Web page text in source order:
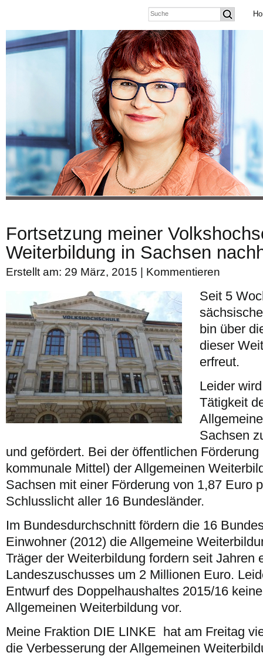
Fortsetzung meiner
Weiterbildung in Sachsen
Erstellt am: 29 März, 2015 | Kommentieren
Seit 5
bin über
dieser
erfreut.
Leider
Tätigkeit
Sachsen
und gefördert. Bei der öffentlichen
kommunale Mittel) der Allgemeinen
Sachsen mit einer Förderung von 1,87 Euro
Schlusslicht aller 16 Bundesländer.
Im Bundesdurchschnitt fördern die 16
Einwohner (2012) die Allgemeine
Träger der Weiterbildung fordern seit Jahren
Landeszuschusses um 2 Millionen Euro.
Entwurf des Doppelhaushaltes 2015/16
Allgemeinen Weiterbildung vor.
Meine Fraktion DIE LINKE hat am Freitag
die Verbesserung der Allgemeinen